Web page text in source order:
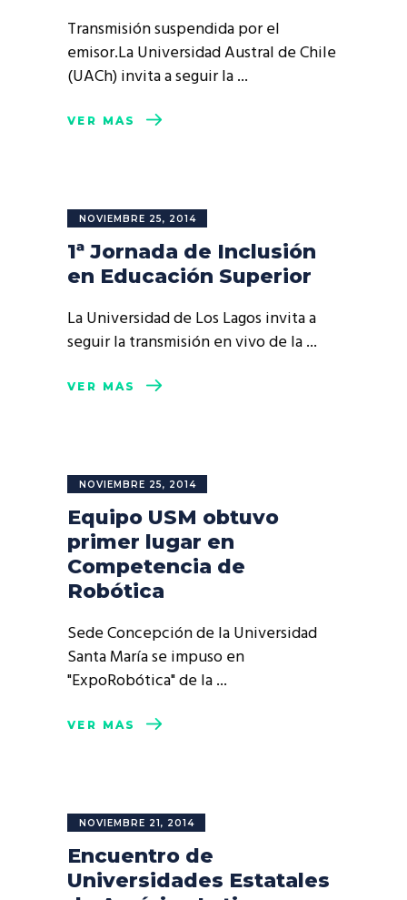
Transmisión suspendida por el
emisor.La Universidad Austral de Chile
(UACh) invita a seguir la
VER MÁS
NOVIEMBRE 25, 2014
1ª Jornada de Inclusión
en Educación Superior
La Universidad de Los Lagos invita a
seguir la transmisión en vivo de la
VER MÁS
NOVIEMBRE 25, 2014
Equipo USM obtuvo
primer lugar en
Competencia de
Robótica
Sede Concepción de la Universidad
Santa María se impuso en
"ExpoRobótica" de la
VER MÁS
NOVIEMBRE 21, 2014
Encuentro de
Universidades Estatales